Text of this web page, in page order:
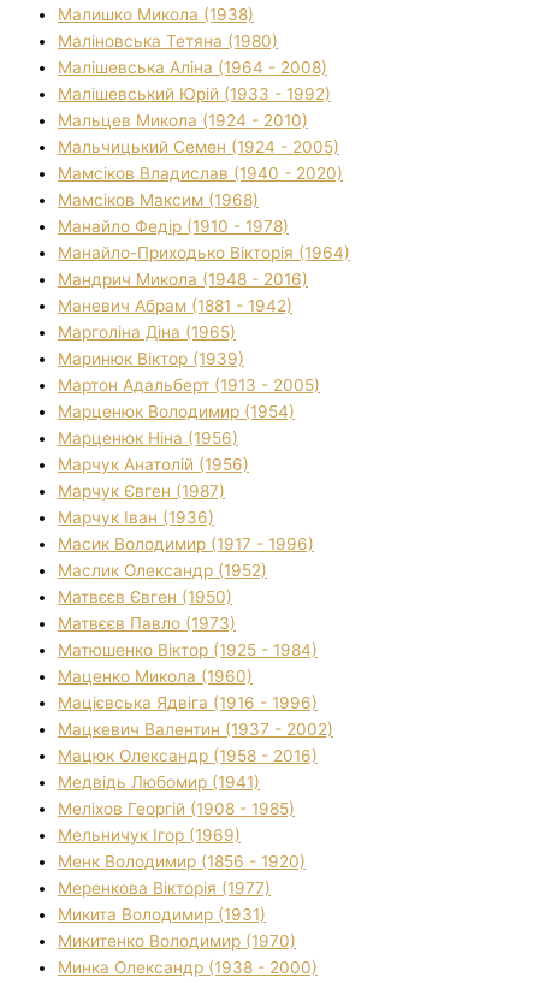
Малишко Микола (1938)
Маліновська Тетяна (1980)
Малішевська Аліна (1964 - 2008)
Малішевський Юрій (1933 - 1992)
Мальцев Микола (1924 - 2010)
Мальчицький Семен (1924 - 2005)
Мамсіков Владислав (1940 - 2020)
Мамсіков Максим (1968)
Манайло Федір (1910 - 1978)
Манайло-Приходько Вікторія (1964)
Мандрич Микола (1948 - 2016)
Маневич Абрам (1881 - 1942)
Марголіна Діна (1965)
Маринюк Віктор (1939)
Мартон Адальберт (1913 - 2005)
Марценюк Володимир (1954)
Марценюк Ніна (1956)
Марчук Анатолій (1956)
Марчук Євген (1987)
Марчук Іван (1936)
Масик Володимир (1917 - 1996)
Маслик Олександр (1952)
Матвєєв Євген (1950)
Матвєєв Павло (1973)
Матюшенко Віктор (1925 - 1984)
Маценко Микола (1960)
Мацієвська Ядвіга (1916 - 1996)
Мацкевич Валентин (1937 - 2002)
Мацюк Олександр (1958 - 2016)
Медвідь Любомир (1941)
Меліхов Георгій (1908 - 1985)
Мельничук Ігор (1969)
Менк Володимир (1856 - 1920)
Меренкова Вікторія (1977)
Микита Володимир (1931)
Микитенко Володимир (1970)
Минка Олександр (1938 - 2000)